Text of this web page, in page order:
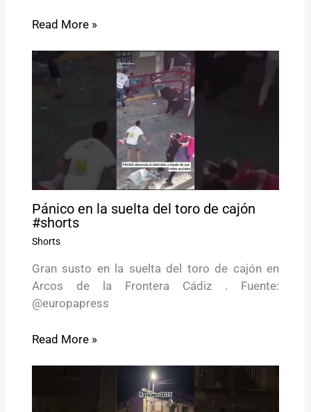
Read More »
Pánico en la suelta del toro de cajón
#shorts
Shorts
Gran susto en la suelta del toro de cajón en
Arcos de la Frontera Cádiz . Fuente:
@europapress
Read More »